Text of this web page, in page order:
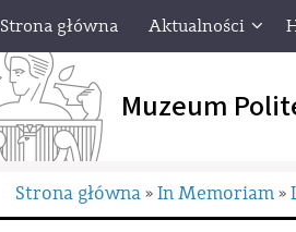
Strona główna Aktualności
Muzeum
Strona główna » In Memoriam »